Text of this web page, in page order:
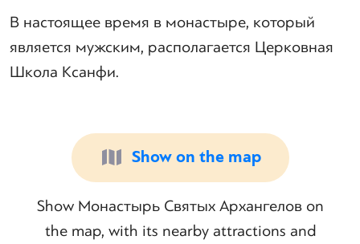
В настоящее время в монастыре, который
является мужским, располагается Церковная
Школа Ксанфи.
Show on the map
Show Монастырь Святых Архангелов on
the map, with its nearby attractions and